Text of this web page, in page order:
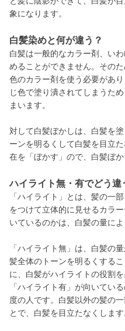
象になります。
白髪染めと何が違う？
白髪は一般的なカラー剤、い
めることができません。その
色のカラー剤を使う必要があ
じ色で塗り潰されてしまうた
まいます。
対して白髪ぼかしは、白髪を
ーンを明るくして白髪を目立
在を「ぼかす」ので、白髪ぼか
ハイライト無・有でどう違
「ハイライト」とは、髪の一
をつけて立体的に見せるカラ
いているのかは、白髪の量によ
「ハイライト無」は、白髪の
髪全体のトーンを明るくする
に、白髪がハイライトの役割を
「ハイライト有」が向いてい
度の人です。白髪以外の髪の
とで、白髪を目立たなくします